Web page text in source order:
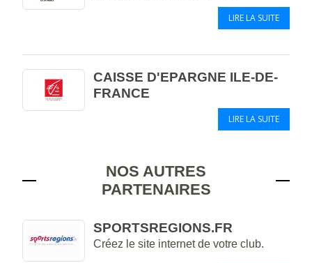
LIRE LA SUITE
CAISSE D'EPARGNE ILE-DE-
FRANCE
LIRE LA SUITE
NOS AUTRES
PARTENAIRES
SPORTSREGIONS.FR
Créez le site internet de votre club.